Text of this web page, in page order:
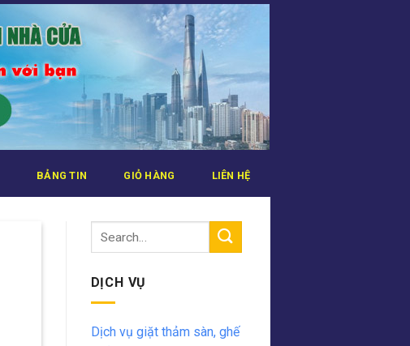
BẢNG TIN GIỎ HÀNG LIÊN HỆ
DỊCH VỤ
Dịch vụ giặt thảm sàn, ghế